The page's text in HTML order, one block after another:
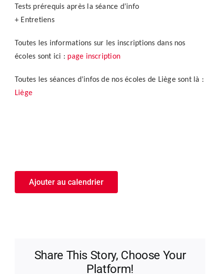
Tests prérequis après la séance d’info
+ Entretiens
Toutes les informations sur les inscriptions dans nos
écoles sont ici : page inscription
Toutes les séances d’infos de nos écoles de Liège sont là :
Liège
Ajouter au calendrier
Share This Story, Choose Your
Platform!